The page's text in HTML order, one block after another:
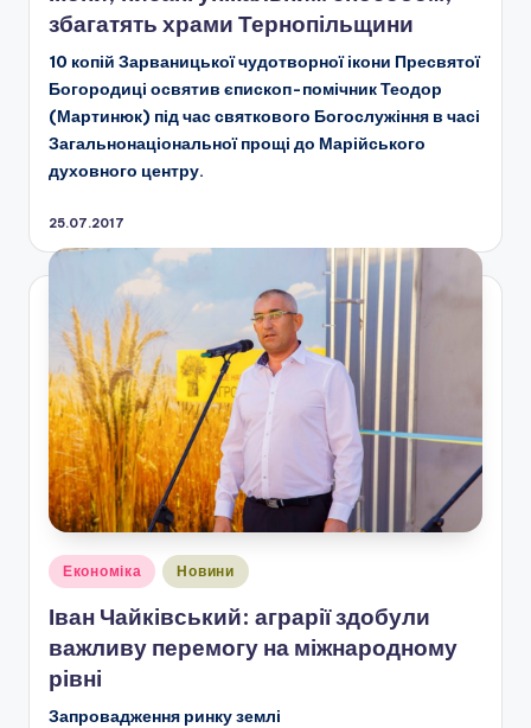
збагатять храми Тернопільщини
10 копій Зарваницької чудотворної ікони Пресвятої
Богородиці освятив єпископ-помічник Теодор
(Мартинюк) під час святкового Богослужіння в часі
Загальнонаціональної прощі до Марійського
духовного центру.
25.07.2017
Опубліковано
Економіка Новини
Іван Чайківський: аграрії здобули
важливу перемогу на міжнародному
рівні
Запровадження ринку землі